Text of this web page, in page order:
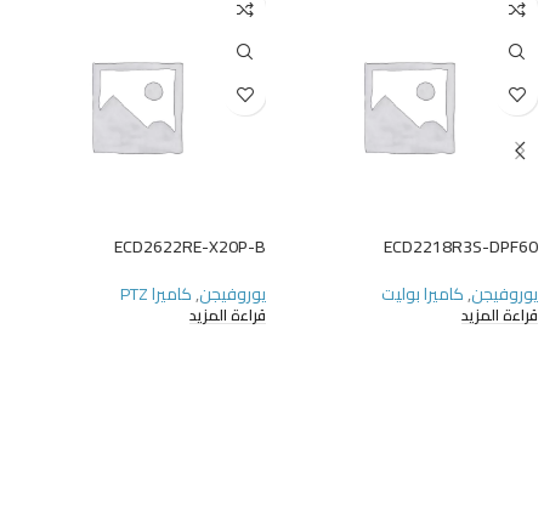
ECD2218R3S-DPF60
يوروفيجن,كاميرا بوليت
قراءة المزيد
ECD2622RE-X20P-B
يوروفيجن,كاميرا PTZ
قراءة المزيد